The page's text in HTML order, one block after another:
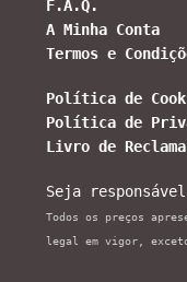
F.A.Q.
A Minha Conta
Termos e
Política de
Política de
Livro de
Seja
Todos os preços
legal em vigor,